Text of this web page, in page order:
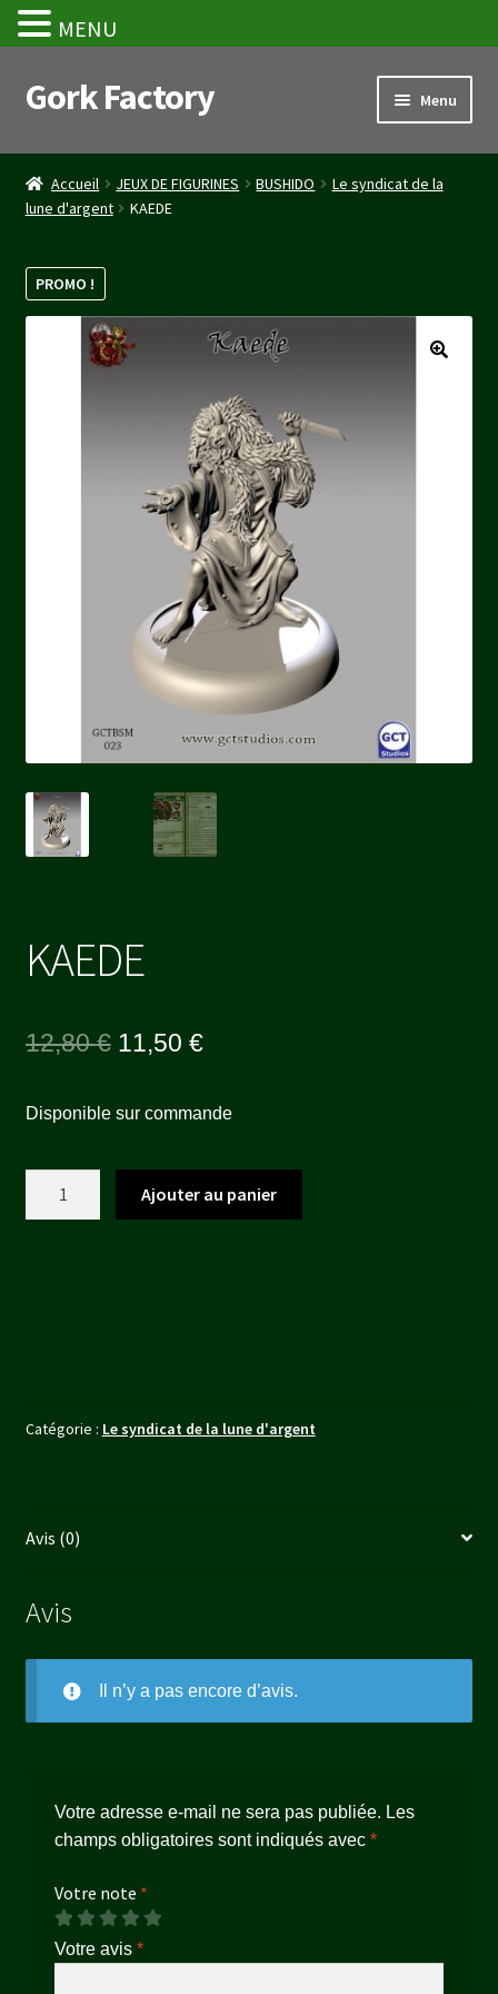
Aller
à
navigation
Aller
au
Gork Factory Menu
Accueil
CGV
Mon compte
Validation de la commande
Accueil JEUX DE FIGURINES BUSHIDO
Le syndicat de la
lune d'argent
KAEDE
PROMO !
KAEDE
12,80€ Le
initial
était :
12,80 €.
11,50 €Le
actuel
est :
11,50 €.
Disponible sur commande
Ajouter au panier
Catégorie : Le syndicat de la lune d'argent
Avis (0)
Avis
Il n’y a pas encore d’avis.
Votre adresse e-mail ne sera pas publiée. Les
champs obligatoires sont indiqués avec *
Votre note *
Votre avis *
MENU